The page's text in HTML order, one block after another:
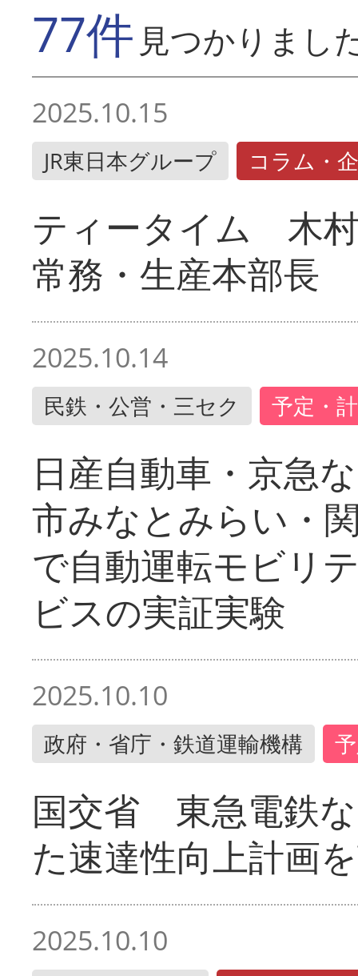
77件 見つかりまし
2025.10.15
JR東日本グループ コラム・
ティータイム 木
常務・生産本部長
2025.10.14
民鉄・公営・三セク 予定・
日産自動車・京急
市みなとみらい・
で自動運転モビリ
ビスの実証実験
2025.10.10
政府・省庁・鉄道運輸機構
国交省 東急電鉄
た速達性向上計画
2025.10.10